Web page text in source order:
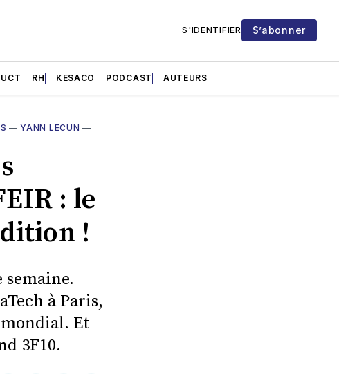
S'IDENTIFIER S’abonner
RH KESACO PODCAST AUTEURS
—YANN LECUN —
: le
!
semaine.
à Paris,
Et
3F10.